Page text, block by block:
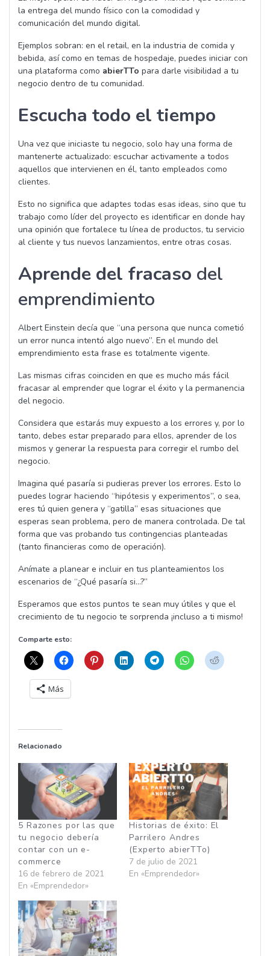
la entrega del mundo físico con la comodidad y
comunicación del mundo digital.
Ejemplos sobran: en el retail, en la industria de comida y
bebida, así como en temas de hospedaje, puedes iniciar con
una plataforma como abierTTo para darle visibilidad a tu
negocio dentro de tu comunidad.
Escucha todo el tiempo
Una vez que iniciaste tu negocio, solo hay una forma de
mantenerte actualizado: escuchar activamente a todos
aquellos que intervienen en él, tanto empleados como
clientes.
Esto no significa que adaptes todas esas ideas, sino que tu
trabajo como líder del proyecto es identificar en donde hay
una opinión que fortalece tu línea de productos, tu servicio
al cliente y tus nuevos lanzamientos, entre otras cosas.
Aprende del fracaso del
emprendimiento
Albert Einstein decía que “una persona que nunca cometió
un error nunca intentó algo nuevo”. En el mundo del
emprendimiento esta frase es totalmente vigente.
Las mismas cifras coinciden en que es mucho más fácil
fracasar al emprender que lograr el éxito y la permanencia
del negocio.
Considera que estarás muy expuesto a los errores y, por lo
tanto, debes estar preparado para ellos, aprender de los
mismos y generar la respuesta para corregir el rumbo del
negocio.
Imagina qué pasaría si pudieras prever los errores. Esto lo
puedes lograr haciendo “hipótesis y experimentos”, o sea,
eres tú quien genera y “gatilla” esas situaciones que
esperas sean problema, pero de manera controlada. De tal
forma que vas probando tus contingencias planteadas
(tanto financieras como de operación).
Anímate a planear e incluir en tus planteamientos los
escenarios de “¿Qué pasaría si…?”
Esperamos que estos puntos te sean muy útiles y que el
crecimiento de tu negocio te sorprenda ¡incluso a ti mismo!
Comparte esto:
Más
Relacionado
5 Razones por las que
tu negocio debería
contar con un e-
commerce
16 de febrero de 2021
En «Emprendedor»
Historias de éxito: El
Parrilero Andres
(Experto abierTTo)
7 de julio de 2021
En «Emprendedor»